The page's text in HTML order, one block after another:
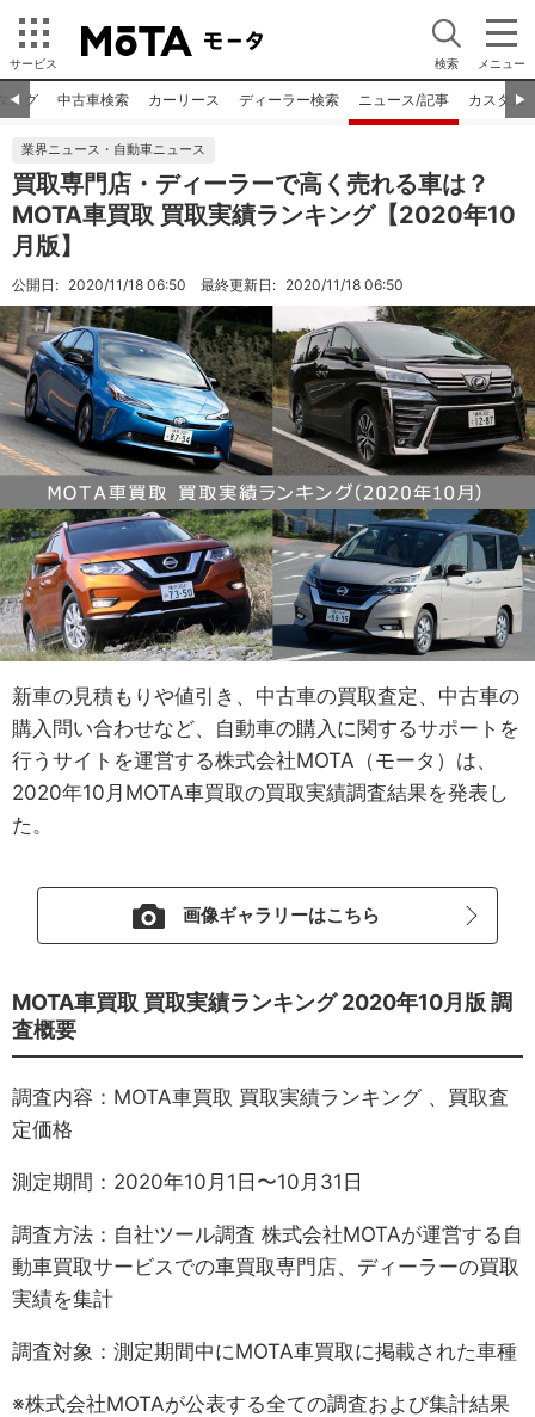
サービス 検索 メニュー
◀︎ ▶︎
ログ 中古車検索 カーリース ディーラー検索 ニュース/記事 カスタム
業界ニュース・自動車ニュース
買取専門店・ディーラーで高く売れる車は？
MOTA車買取 買取実績ランキング【2020年10
月版】
公開日: 2020/11/18 06:50 最終更新日: 2020/11/18 06:50
新車の見積もりや値引き、中古車の買取査定、中古車の
購入問い合わせなど、自動車の購入に関するサポートを
行うサイトを運営する株式会社MOTA（モータ）は、
2020年10月MOTA車買取の買取実績調査結果を発表し
た。
画像ギャラリーはこちら
MOTA車買取 買取実績ランキング 2020年10月版 調
査概要
調査内容：MOTA車買取 買取実績ランキング 、買取査
定価格
測定期間：2020年10月1日〜10月31日
調査方法：自社ツール調査 株式会社MOTAが運営する自
動車買取サービスでの車買取専門店、ディーラーの買取
実績を集計
調査対象：測定期間中にMOTA車買取に掲載された車種
※株式会社MOTAが公表する全ての調査および集計結果